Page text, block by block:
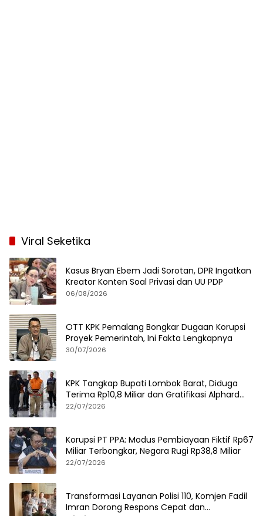
Viral Seketika
Kasus Bryan Ebem Jadi Sorotan, DPR Ingatkan
Kreator Konten Soal Privasi dan UU PDP
06/08/2026
OTT KPK Pemalang Bongkar Dugaan Korupsi
Proyek Pemerintah, Ini Fakta Lengkapnya
30/07/2026
KPK Tangkap Bupati Lombok Barat, Diduga
Terima Rp10,8 Miliar dan Gratifikasi Alphard
hingga iPhone 17 Pro
22/07/2026
Korupsi PT PPA: Modus Pembiayaan Fiktif Rp67
Miliar Terbongkar, Negara Rugi Rp38,8 Miliar
22/07/2026
Transformasi Layanan Polisi 110, Komjen Fadil
Imran Dorong Respons Cepat dan